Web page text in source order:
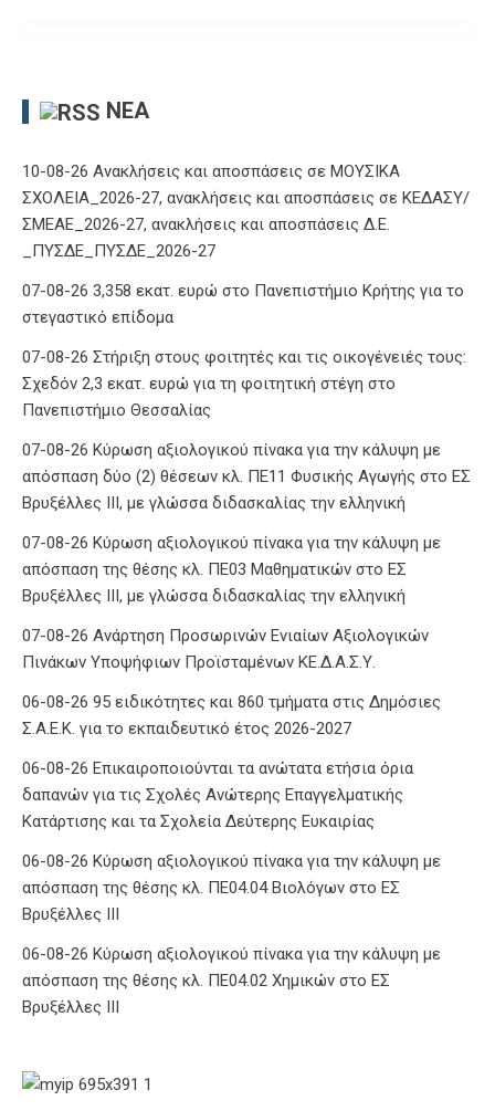
ΝΈΑ
10-08-26 Ανακλήσεις και αποσπάσεις σε ΜΟΥΣΙΚΑ
ΣΧΟΛΕΙΑ_2026-27, ανακλήσεις και αποσπάσεις σε ΚΕΔΑΣΥ/
ΣΜΕΑΕ_2026-27, ανακλήσεις και αποσπάσεις Δ.Ε.
_ΠΥΣΔΕ_ΠΥΣΔΕ_2026-27
07-08-26 3,358 εκατ. ευρώ στο Πανεπιστήμιο Κρήτης για το
στεγαστικό επίδομα
07-08-26 Στήριξη στους φοιτητές και τις οικογένειές τους:
Σχεδόν 2,3 εκατ. ευρώ για τη φοιτητική στέγη στο
Πανεπιστήμιο Θεσσαλίας
07-08-26 Κύρωση αξιολογικού πίνακα για την κάλυψη με
απόσπαση δύο (2) θέσεων κλ. ΠΕ11 Φυσικής Αγωγής στο ΕΣ
Βρυξέλλες ΙΙΙ, με γλώσσα διδασκαλίας την ελληνική
07-08-26 Κύρωση αξιολογικού πίνακα για την κάλυψη με
απόσπαση της θέσης κλ. ΠΕ03 Μαθηματικών στο ΕΣ
Βρυξέλλες ΙΙΙ, με γλώσσα διδασκαλίας την ελληνική
07-08-26 Ανάρτηση Προσωρινών Ενιαίων Αξιολογικών
Πινάκων Υποψήφιων Προϊσταμένων ΚΕ.Δ.Α.Σ.Υ.
06-08-26 95 ειδικότητες και 860 τμήματα στις Δημόσιες
Σ.Α.Ε.Κ. για το εκπαιδευτικό έτος 2026-2027
06-08-26 Επικαιροποιούνται τα ανώτατα ετήσια όρια
δαπανών για τις Σχολές Ανώτερης Επαγγελματικής
Κατάρτισης και τα Σχολεία Δεύτερης Ευκαιρίας
06-08-26 Κύρωση αξιολογικού πίνακα για την κάλυψη με
απόσπαση της θέσης κλ. ΠΕ04.04 Βιολόγων στο ΕΣ
Βρυξέλλες ΙΙΙ
06-08-26 Κύρωση αξιολογικού πίνακα για την κάλυψη με
απόσπαση της θέσης κλ. ΠΕ04.02 Χημικών στο ΕΣ
Βρυξέλλες ΙΙΙ